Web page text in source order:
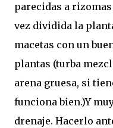
parecidas a
vez dividida la
macetas con un
plantas (turba
arena gruesa, si
funciona bien.)Y
drenaje. Hacerlo